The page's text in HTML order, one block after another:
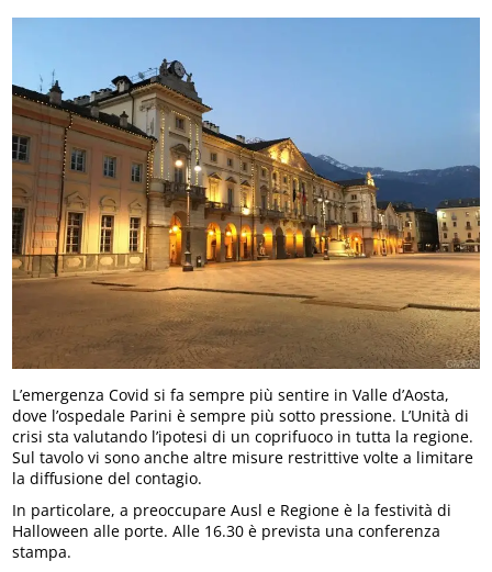
L’emergenza Covid si fa sempre più sentire in Valle d’Aosta,
dove l’ospedale Parini è sempre più sotto pressione. L’Unità di
crisi sta valutando l’ipotesi di un coprifuoco in tutta la regione.
Sul tavolo vi sono anche altre misure restrittive volte a limitare
la diffusione del contagio.
In particolare, a preoccupare Ausl e Regione è la festività di
Halloween alle porte. Alle 16.30 è prevista una conferenza
stampa.